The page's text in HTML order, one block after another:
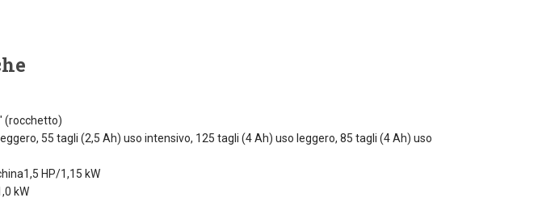
(rocchetto)
55 tagli (2,5 Ah) uso intensivo, 125 tagli (4 Ah) uso leggero, 85 tagli (4 Ah) uso
HP/1,15 kW
kW